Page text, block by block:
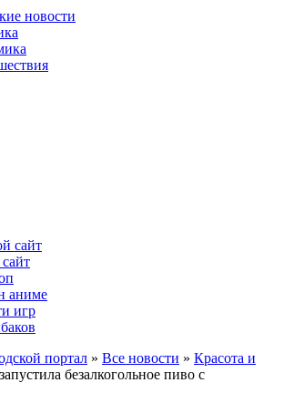
новости
сайт
аниме
игр
портал » Все новости » Красота и
безалкогольное пиво с